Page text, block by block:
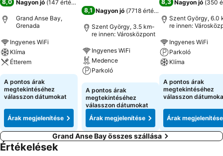
8,0 Nagyon jó (147 értékelés
Grand Anse Bay,
Grenada
Ingyenes WiFi
Klíma
Étterem
A pontos árak
megtekintéséhez
válasszon dátumokat
Árak megjelenítése
8,1 Nagyon jó (7718 értékelés
Szent György, 3.5 km-
re innen: Városközpont
Ingyenes WiFi
Medence
Parkoló
A pontos árak
megtekintéséhez
válasszon dátumokat
Árak megjelenítése
8,3 Nagyon jó (350
Szent György, 6.0
re innen:
Ingyenes WiFi
Parkoló
Klíma
A pontos árak
megtekintéséhez
válasszon
Árak megjelenítése
Grand Anse Bay összes szállása
Értékelések